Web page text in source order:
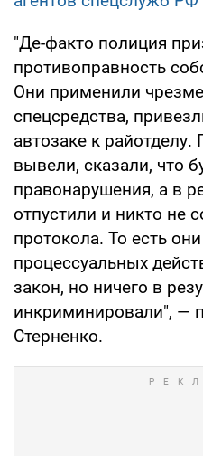
"Де-факто полиция
противоправность
Они применили
спецсредства,
автозаке к райотделу.
вывели, сказали, что
правонарушения, а в
отпустили и никто не
протокола. То есть
процессуальных
закон, но ничего в
инкриминировали", —
Стерненко.